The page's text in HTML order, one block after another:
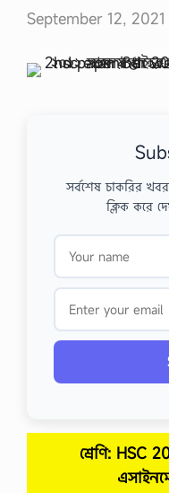
September 12, 2021
সর্বশেষ চাকরির
ক্লিক করে
শ্রেণি: HSC